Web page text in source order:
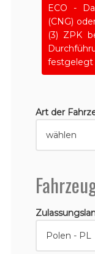
ECO -
(CNG)
(3) ZPK
festgelegt
Art der